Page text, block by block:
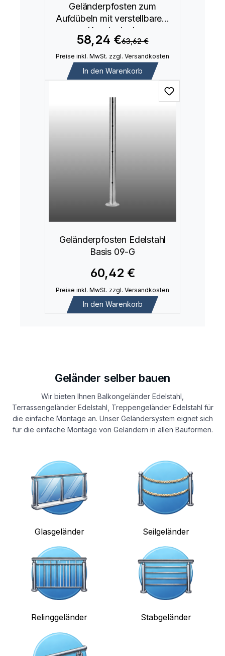
Geländerpfosten zum
Aufdübeln mit verstellbarem
Kugelgelenk
58,24 €63,62 €
Preise inkl. MwSt. zzgl. Versandkosten
In den Warenkorb
Geländerpfosten Edelstahl
Basis 09-G
60,42 €
Preise inkl. MwSt. zzgl. Versandkosten
In den Warenkorb
Geländer selber bauen
Wir bieten Ihnen Balkongeländer Edelstahl,
Terrassengeländer Edelstahl, Treppengeländer Edelstahl für
die einfache Montage an. Unser Geländersystem eignet sich
für die einfache Montage von Geländern in allen Bauformen.
Glasgeländer Seilgeländer
Relinggeländer Stabgeländer